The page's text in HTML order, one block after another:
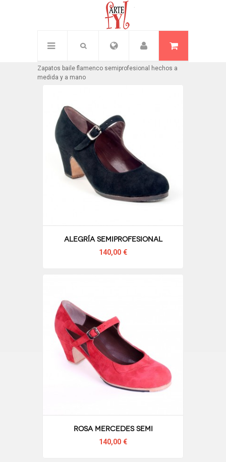
Zapatos baile flamenco semiprofesional hechos a
medida y a mano
Alegría semiprofesional
140,00 €
Rosa mercedes semi
140,00 €